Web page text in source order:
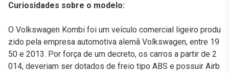
Curiosidades sobre o modelo:
O Volkswagen Kombi foi um veículo comercial ligeiro produ
zido pela empresa automotiva alemã Volkswagen, entre 19
50 e 2013. Por força de um decreto, os carros a partir de 2
014, deveriam ser dotados de freio tipo ABS e possuir Airb